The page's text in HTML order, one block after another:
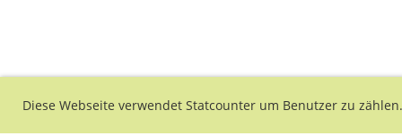
Diese Webseite verwendet Statcounter um Benutzer zu zählen.